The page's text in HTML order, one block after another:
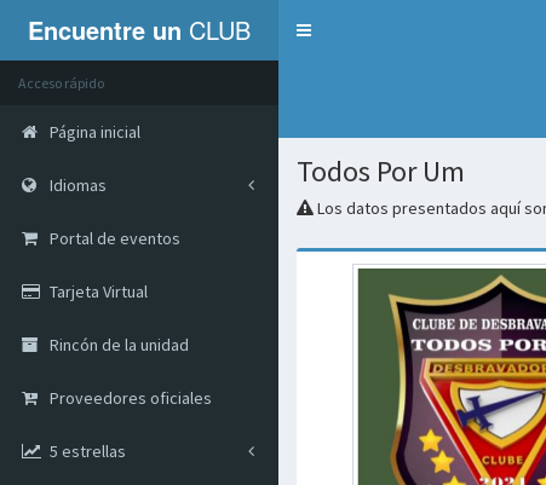
Encuentre un CLUB Servicios
Acceso rápido
Página inicial
Idiomas
Portal de eventos
Tarjeta Virtual
Rincón de la unidad
Proveedores oficiales
5 estrellas
Todos Por Um
Los datos presentados aquí